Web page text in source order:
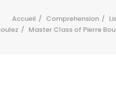
Accueil Comprehension
Master Class of Pierre